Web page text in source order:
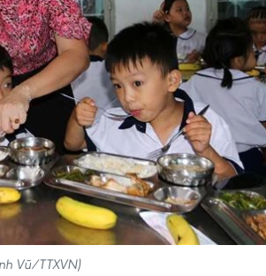
Vũ/TTXVN)